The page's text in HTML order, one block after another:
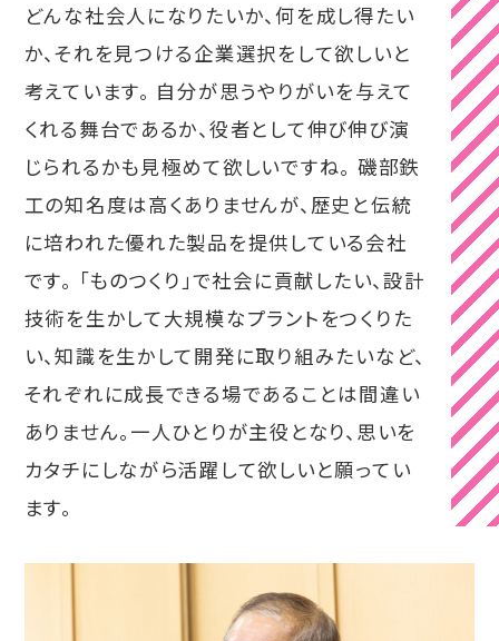
どんな社会人になりたいか、何を成し得たい
か、それを見つける企業選択をして欲しいと
考えています。 自分が思うやりがいを与えて
くれる舞台であるか、役者として伸び伸び演
じられるかも見極めて欲しいですね。 磯部鉄
工の知名度は高くありませんが、歴史と伝統
に培われた優れた製品を提供している会社
です。 「ものつくり」で社会に貢献したい、設計
技術を生かして大規模なプラントをつくりた
い、知識を生かして開発に取り組みたいなど、
それぞれに成長できる場であることは間違い
ありません。一人ひとりが主役となり、思いを
カタチにしながら活躍して欲しいと願ってい
ます。